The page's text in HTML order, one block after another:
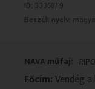
ID: 3336819
Beszélt nyelv:
NAVA műfaj:
Főcím:Vendég